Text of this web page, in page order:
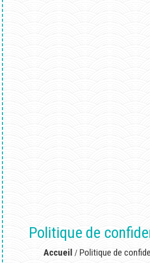
Politique de
Accueil / Politique de